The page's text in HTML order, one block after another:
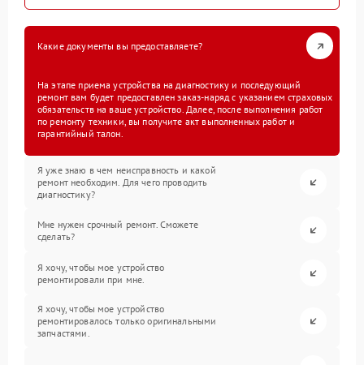
Какие документы вы предоставляете?
На этапе приема устройства на диагностику и последующий
ремонт вам будет предоставлен заказ-наряд с указанием страховых
обязательств на ваше устройство. Далее, после выполнения работ
по ремонту техники, вы получите акт выполненных работ и
гарантийный талон.
Я уже знаю в чем неисправность и какой
ремонт необходим. Для чего проводить
диагностику?
Мне нужен срочный ремонт. Сможете
сделать?
Я хочу, чтобы мое устройство
ремонтировали при мне.
Я хочу, чтобы мое устройство
ремонтировалось только оригинальными
запчастями.